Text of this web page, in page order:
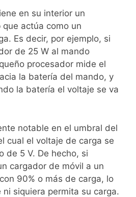
en su interior un
actúa como un
Es decir, por ejemplo, si
de 25 W al mando
procesador mide el
la batería del mando, y
la batería el voltaje se va
notable en el umbral del
cual el voltaje de carga se
de 5 V. De hecho, si
cargador de móvil a un
90% o más de carga, lo
ni siquiera permita su carga.